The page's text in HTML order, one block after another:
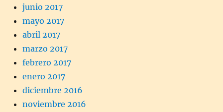
junio 2017
mayo 2017
abril 2017
marzo 2017
febrero 2017
enero 2017
diciembre 2016
noviembre 2016